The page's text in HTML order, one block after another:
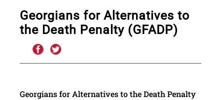
Georgians for Alternatives to
the Death Penalty (GFADP)
Georgians for Alternatives to the Death Penalty